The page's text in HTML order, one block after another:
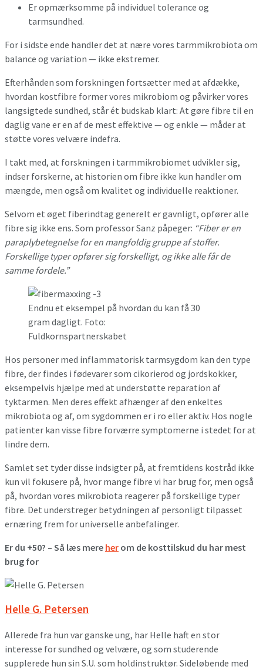
Er opmærksomme på individuel tolerance og
tarmsundhed.
For i sidste ende handler det at nære vores tarmmikrobiota om
balance og variation — ikke ekstremer.
Efterhånden som forskningen fortsætter med at afdække,
hvordan kostfibre former vores mikrobiom og påvirker vores
langsigtede sundhed, står ét budskab klart: At gøre fibre til en
daglig vane er en af de mest effektive — og enkle — måder at
støtte vores velvære indefra.
I takt med, at forskningen i tarmmikrobiomet udvikler sig,
indser forskerne, at historien om fibre ikke kun handler om
mængde, men også om kvalitet og individuelle reaktioner.
Selvom et øget fiberindtag generelt er gavnligt, opfører alle
fibre sig ikke ens. Som professor Sanz påpeger: “Fiber er en
paraplybetegnelse for en mangfoldig gruppe af stoffer.
Forskellige typer opfører sig forskelligt, og ikke alle får de
samme fordele.”
Endnu et eksempel på hvordan du kan få 30
gram dagligt. Foto:
Fuldkornspartnerskabet
Hos personer med inflammatorisk tarmsygdom kan den type
fibre, der findes i fødevarer som cikorierod og jordskokker,
eksempelvis hjælpe med at understøtte reparation af
tyktarmen. Men deres effekt afhænger af den enkeltes
mikrobiota og af, om sygdommen er i ro eller aktiv. Hos nogle
patienter kan visse fibre forværre symptomerne i stedet for at
lindre dem.
Samlet set tyder disse indsigter på, at fremtidens kostråd ikke
kun vil fokusere på, hvor mange fibre vi har brug for, men også
på, hvordan vores mikrobiota reagerer på forskellige typer
fibre. Det understreger betydningen af personligt tilpasset
ernæring frem for universelle anbefalinger.
Er du +50? – Så læs mere her om de kosttilskud du har mest
brug for
Helle G. Petersen
Allerede fra hun var ganske ung, har Helle haft en stor
interesse for sundhed og velvære, og som studerende
supplerede hun sin S.U. som holdinstruktør. Sideløbende med